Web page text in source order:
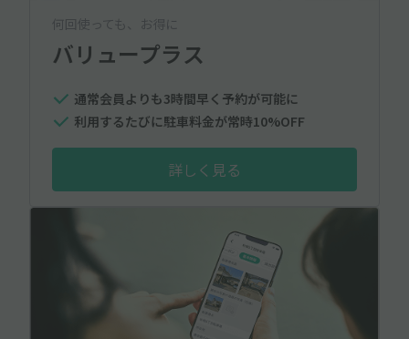
何回使っても、お得に
バリュープラス
通常会員よりも3時間早く予約が可能に
利用するたびに駐車料金が常時10%OFF
詳しく見る